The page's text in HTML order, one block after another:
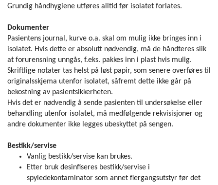
Grundig håndhygiene utføres alltid før isolatet forlates.
Dokumenter
Pasientens journal, kurve o.a. skal om mulig ikke bringes inn i
isolatet. Hvis dette er absolutt nødvendig, må de håndteres slik
at forurensning unngås, f.eks. pakkes inn i plast hvis mulig.
Skriftlige notater tas helst på løst papir, som senere overføres til
originalsskjema utenfor isolatet, såfremt dette ikke går på
bekostning av pasientsikkerheten.
Hvis det er nødvendig å sende pasienten til undersøkelse eller
behandling utenfor isolatet, må medfølgende rekvisisjoner og
andre dokumenter ikke legges ubeskyttet på sengen.
Bestikk/servise
Vanlig bestikk/servise kan brukes.
Etter bruk desinfiseres bestikk/servise i
spyledekontaminator som annet flergangsutstyr før det